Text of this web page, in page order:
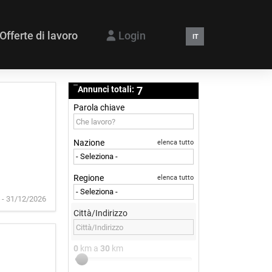
Offerte di lavoro Login IT
31/12/2026
Annunci totali: 7
Parola chiave
Nazione elenca tutto
Regione elenca tutto
Città/Indirizzo
0 km a 30 km